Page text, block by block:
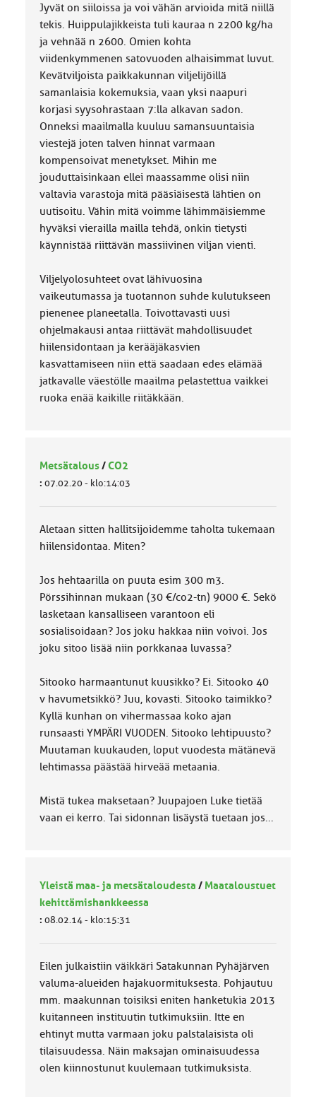
Jyvät on siiloissa ja voi vähän arvioida mitä niillä
tekis. Huippulajikkeista tuli kauraa n 2200 kg/ha
ja vehnää n 2600. Omien kohta
viidenkymmenen satovuoden alhaisimmat luvut.
Kevätviljoista paikkakunnan viljelijöillä
samanlaisia kokemuksia, vaan yksi naapuri
korjasi syysohrastaan 7:lla alkavan sadon.
Onneksi maailmalla kuuluu samansuuntaisia
viestejä joten talven hinnat varmaan
kompensoivat menetykset. Mihin me
jouduttaisinkaan ellei maassamme olisi niin
valtavia varastoja mitä pääsiäisestä lähtien on
uutisoitu. Vähin mitä voimme lähimmäisiemme
hyväksi vierailla mailla tehdä, onkin tietysti
käynnistää riittävän massiivinen viljan vienti.
Viljelyolosuhteet ovat lähivuosina
vaikeutumassa ja tuotannon suhde kulutukseen
pienenee planeetalla. Toivottavasti uusi
ohjelmakausi antaa riittävät mahdollisuudet
hiilensidontaan ja kerääjäkasvien
kasvattamiseen niin että saadaan edes elämää
jatkavalle väestölle maailma pelastettua vaikkei
ruoka enää kaikille riitäkkään.
Metsätalous/CO2
: 07.02.20 - klo:14:03
Aletaan sitten hallitsijoidemme taholta tukemaan
hiilensidontaa. Miten?
Jos hehtaarilla on puuta esim 300 m3.
Pörssihinnan mukaan (30 €/co2-tn) 9000 €. Sekö
lasketaan kansalliseen varantoon eli
sosialisoidaan? Jos joku hakkaa niin voivoi. Jos
joku sitoo lisää niin porkkanaa luvassa?
Sitooko harmaantunut kuusikko? Ei. Sitooko 40
v havumetsikkö? Juu, kovasti. Sitooko taimikko?
Kyllä kunhan on vihermassaa koko ajan
runsaasti YMPÄRI VUODEN. Sitooko lehtipuusto?
Muutaman kuukauden, loput vuodesta mätänevä
lehtimassa päästää hirveää metaania.
Mistä tukea maksetaan? Juupajoen Luke tietää
vaan ei kerro. Tai sidonnan lisäystä tuetaan jos...
Yleistä maa- ja metsätaloudesta / Maataloustuet
kehittämishankkeessa
: 08.02.14 - klo:15:31
Eilen julkaistiin väikkäri Satakunnan Pyhäjärven
valuma-alueiden hajakuormituksesta. Pohjautuu
mm. maakunnan toisiksi eniten hanketukia 2013
kuitanneen instituutin tutkimuksiin. Itte en
ehtinyt mutta varmaan joku palstalaisista oli
tilaisuudessa. Näin maksajan ominaisuudessa
olen kiinnostunut kuulemaan tutkimuksista.